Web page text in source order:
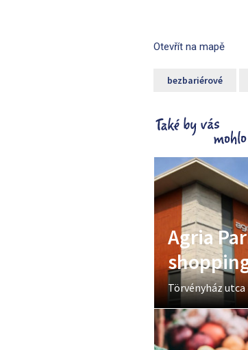
Otevřít na mapě
bezbariérové
Agria
Törvényház utca